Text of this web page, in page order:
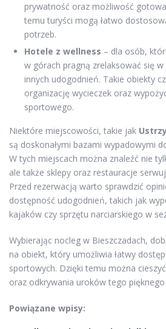
prywatność oraz możliwość
temu turyści mogą łatwo
potrzeb.
Hotele z wellness – dla osób,
w górach pragną zrelaksować się
innych udogodnień. Takie obiekty
organizację wycieczek oraz
sportowego.
Niektóre miejscowości, takie jak
są doskonałymi bazami wypadowymi
W tych miejscach można znaleźć nie
ale także sklepy oraz restauracje
Przed rezerwacją warto sprawdzić
dostępność udogodnień, takich jak
kajaków czy sprzętu narciarskiego w
Wybierając nocleg w Bieszczadach,
na obiekt, który umożliwia łatwy
sportowych. Dzięki temu można
oraz odkrywania uroków tego
Powiązane wpisy: